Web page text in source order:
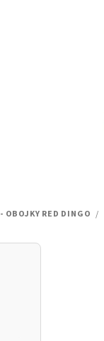
- OBOJKY RED DINGO /